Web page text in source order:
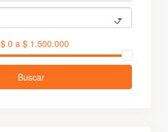
$ 0 a $ 1.500.000
Buscar